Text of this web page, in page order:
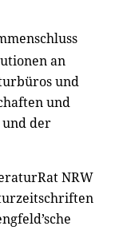
an
und
und
der
NRW